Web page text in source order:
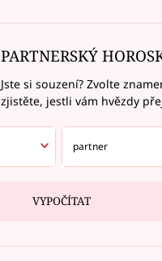
PARTNERSKÝ
Jste si souzení? Zvolte
zjistěte, jestli vám hvězdy
VYPOČÍTAT